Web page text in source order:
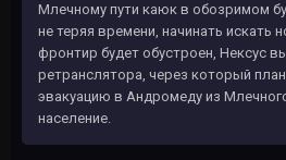
Млечному пути каюк в обозримом
не теряя времени, начинать искать
фронтир будет обустроен, Нексус
ретранслятора, через который
эвакуацию в Андромеду из
население.